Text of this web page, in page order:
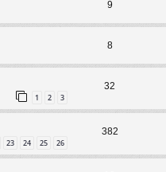
9
8
1 2 3
32
23 24 25 26
382